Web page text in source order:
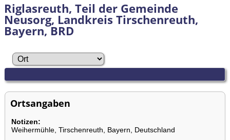
Riglasreuth, Teil der Gemeinde
Neusorg, Landkreis Tirschenreuth,
Bayern, BRD
Ortsangaben
Notizen:
Weihermühle, Tirschenreuth, Bayern, Deutschland